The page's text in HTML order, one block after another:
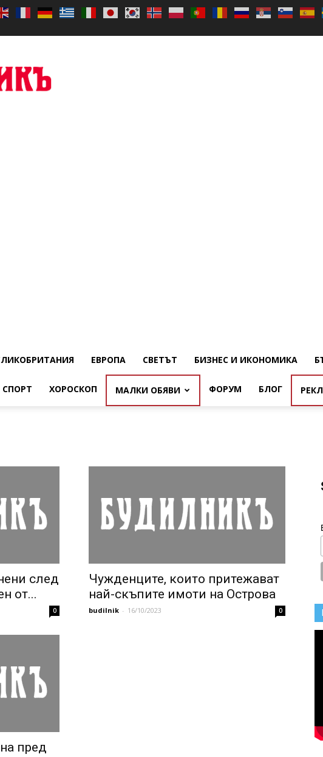
ЕВРОПА СВЕТЪТ БИЗНЕС И ИКОНОМИКА
СПОРТ ХОРОСКОП МАЛКИ ОБЯВИ ФОРУМ БЛОГ
след
от...
0
Чужденците, които притежават
най-скъпите имоти на Острова
budilnik - 16/10/2023 0
пред